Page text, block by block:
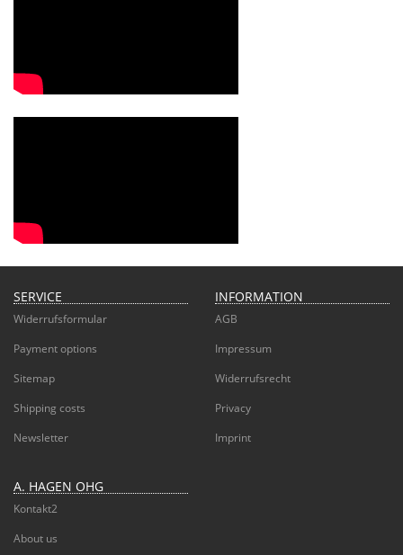
SERVICE
Widerrufsformular
Payment options
Sitemap
Shipping costs
Newsletter
INFORMATION
AGB
Impressum
Widerrufsrecht
Privacy
Imprint
A. HAGEN OHG
Kontakt2
About us